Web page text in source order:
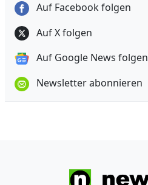
Auf Facebook folgen
Auf X folgen
Auf Google News folgen
Newsletter abonnieren